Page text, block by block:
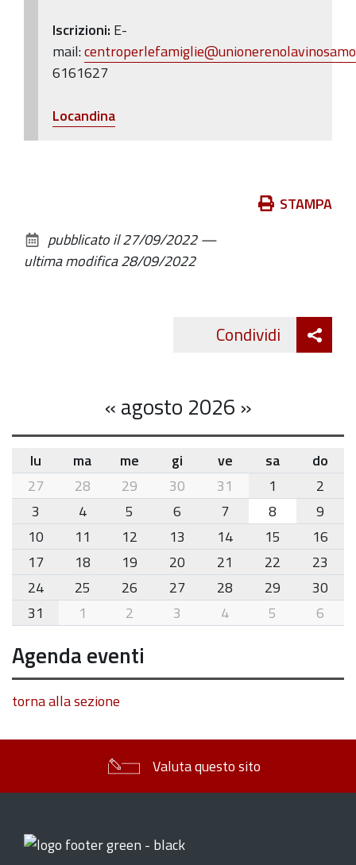
Iscrizioni: E-
mail:
6161627
Locandina
documento
STAMPA
pubblicato il27/09/2022—
ultima modifica28/09/2022
Condividi
«agosto 2026 »
month-
8
lu ma me gi ve sa
do
27
28 29 30 31 1
2
3
4 5 6 7 8
9
10
11 12 13 14 15
16
17
18 19 20 21 22
23
24
25 26 27 28 29
30
31
1 2 3 4 5 6
Agenda eventi
torna alla sezione
Valuta questo sito